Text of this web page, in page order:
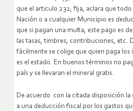
que el articulo 232; fija, aclara que todo
Nación o a cualquier Municipio es
que si pagan una multa, este pago es
las tasas, timbres, contribuciones, etc.
fácilmente se colige que quien paga los
es el estado. En buenos términos no
país y se llevaran el mineral gratis.
De acuerdo con la citada disposición la
a una deducción fiscal por los gastos